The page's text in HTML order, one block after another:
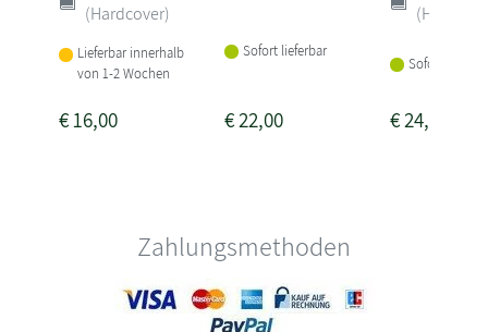
(Hardcover)
Lieferbar innerhalb
von 1-2 Wochen
€16,00
Sofort lieferbar
€22,00
Sofort
€24,00
Zahlungsmethoden